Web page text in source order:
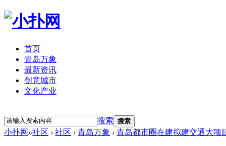
首页
青岛万象
最新资讯
创意城市
文化产业
搜索 搜索
小扑网 »社区 › 社区 › 青岛万象 › 青岛都市圈在建拟建交通大项